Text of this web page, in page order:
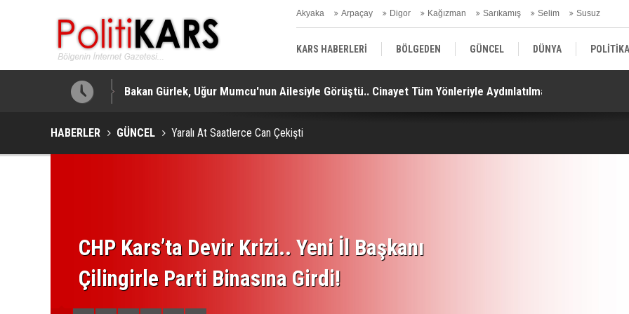
Akyaka Arpaçay Digor Kağızman Sarıkamış Selim Susuz
KARS HABERLERİ BÖLGEDEN GÜNCEL DÜNYA POLİTİKA
EKONOMİ | FİNANS | OTOMOTİV KÜLTÜR | SANAT | MAGAZİN
Bakan Gürlek, Uğur Mumcu'nun Ailesiyle Görüştü.. Cinayet Tüm Yönleriyle Aydınlatılmalı!
HABERLER GÜNCEL Yaralı At Saatlerce Can Çekişti
CHP Kars’ta Devir Krizi.. Yeni İl Başkanı
Çilingirle Parti Binasına Girdi!